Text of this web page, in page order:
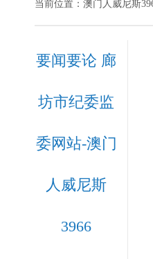
当前位置： 澳门人威尼斯
要闻要论 廊
坊市纪委监
委网站-澳门
人威尼斯
3966